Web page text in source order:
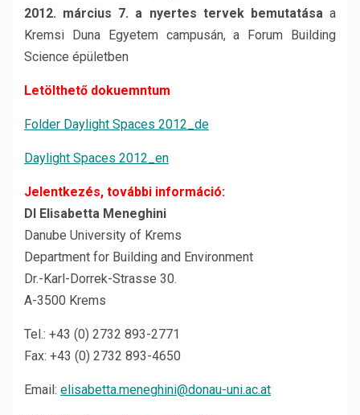
2012. március 7. a nyertes tervek bemutatásaa
Kremsi Duna Egyetem campusán, a Forum Building
Science épületben
Letölthető dokuemntum
Folder Daylight Spaces 2012_de
Daylight Spaces 2012_en
Jelentkezés, további információ:
DI Elisabetta Meneghini
Danube University of Krems
Department for Building and Environment
Dr.-Karl-Dorrek-Strasse 30.
A-3500 Krems
Tel.: +43 (0) 2732 893-2771
Fax: +43 (0) 2732 893-4650
Email: elisabetta.meneghini@donau-uni.ac.at